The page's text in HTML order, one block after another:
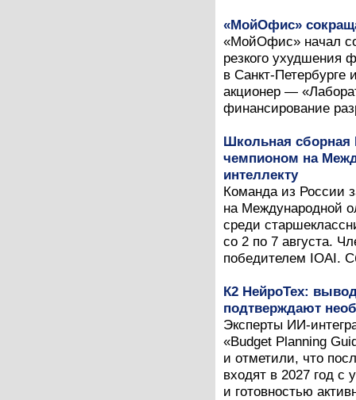
«МойОфис»
«МойОфис» начал
резкого ухудшения
в Санкт-
акционер —
финансирование
Школьная сборная
чемпионом на
интеллекту
Команда из России
на Международной
среди
со 2 по 7 августа.
победителем IOAI.
К2 НейроТех:
подтверждают
Эксперты ИИ-
«Budget Planning
и отметили, что
входят в 2027 год
и готовностью